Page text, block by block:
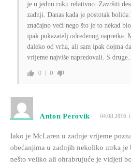
je u jednu ruku relativno. Završiti
zadnji. Danas kada je postotak
značajno veći nego što je to nekad
ipak pokazatelj određenog napretka.
daleko od vrha, ali sam ipak dojma
vrijeme najviše napredovali. S druge
0 0
Anton Perovik 04.08.2016.
Iako je McLaren u zadnje vrijeme
obećanjima u zadnjih nekoliko utrka
nešto veliko ali ohrabrujuće je vidjeti